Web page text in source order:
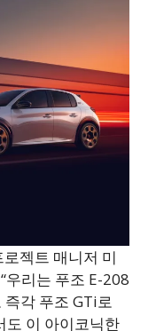
젝트 매니저 미
리는 푸조 E-208
각 푸조 GTi로
도 이 아이코닉한